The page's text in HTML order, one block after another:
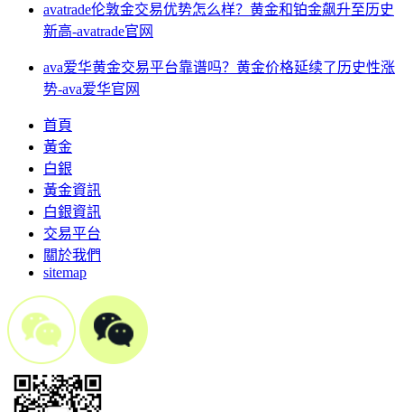
avatrade伦敦金交易优势怎么样？黄金和铂金飙升至历史
新高-avatrade官网
ava爱华黄金交易平台靠谱吗？黄金价格延续了历史性涨
势-ava爱华官网
首頁
黃金
白銀
黃金資訊
白銀資訊
交易平台
關於我們
sitemap